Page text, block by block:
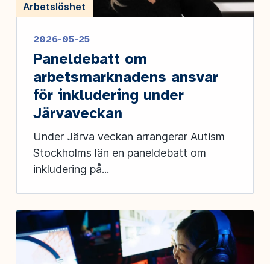
Arbetslöshet
2026-05-25
Paneldebatt om
arbetsmarknadens ansvar
för inkludering under
Järvaveckan
Under Järva veckan arrangerar Autism
Stockholms län en paneldebatt om
inkludering på...